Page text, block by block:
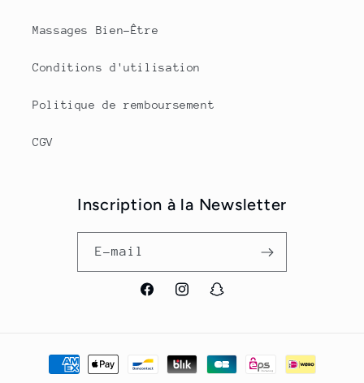
Massages Bien-Être
Conditions d'utilisation
Politique de remboursement
CGV
Inscription à la Newsletter
E-mail
FacebookInstagramSnapchat
Moyens